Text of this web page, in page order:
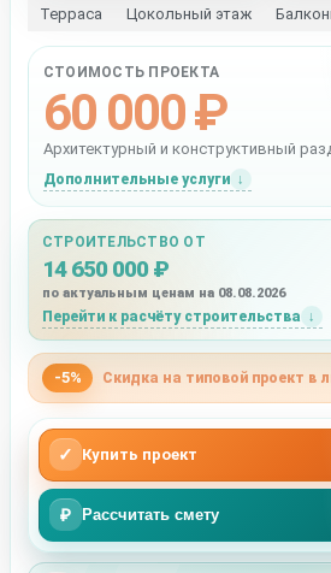
Терраса Цокольный этаж
СТОИМОСТЬ ПРОЕКТА
60 000 ₽
Архитектурный и конструктивный
Дополнительные услуги
СТРОИТЕЛЬСТВО ОТ
14 650 000 ₽
по актуальным ценам на 08.08.2026
Перейти к расчёту строительства
-5% Скидка на типовой проект в
✓ Купить проект
₽ Рассчитать смету